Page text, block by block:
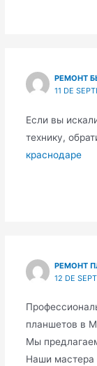
РЕМОНТ
11 DE
Если вы
технику,
краснодаре
РЕМОНТ
12 DE
планшетов в
Мы
Наши мастера